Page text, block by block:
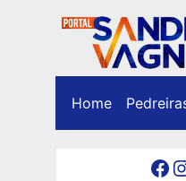
Home
Facebook